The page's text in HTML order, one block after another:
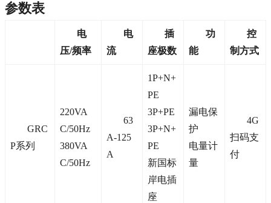
参数表
电
压/频率
电
流
插
座极数
功
能
控
制方式
GRC
P系列
220VA
C/50Hz
380VA
C/50Hz
63
A-125
A
1P+N+
PE
3P+PE
3P+N+
PE
新国标
岸电插
座
漏电保
护
电量计
量
4G
扫码支
付